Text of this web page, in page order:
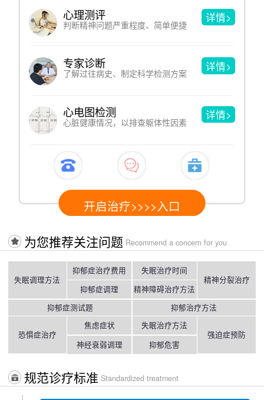
心理测评
判断精神问题严重程度、简单便捷
详情>
专家诊断
了解过往病史、制定科学检测方案
详情>
心电图检测
心脏健康情况，以排查躯体性因素
详情>
开启治疗>>>>入口
为您推荐关注问题 Recommend a concern for you
失眠调理方法
抑郁症治疗费用
抑郁症调理
失眠治疗时间
精神障碍治疗方法
精神分裂治疗
抑郁症测试题 抑郁治疗方法
恐惧症治疗
焦虑症状
神经衰弱调理
失眠治疗方法
抑郁危害
强迫症预防
规范诊疗标准 Standardized treatment